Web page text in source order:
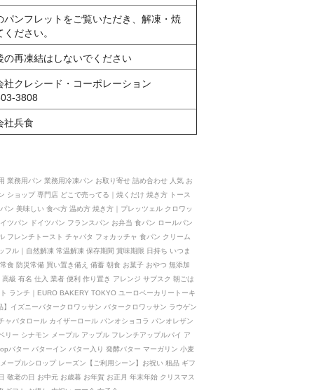
パンフレットをご覧いただき、解凍・焼
ください。
の再凍結はしないでください
社クレシード・コーポレーション
3808
社兵食
業務用パン 業務用冷凍パン お取り寄せ 詰め合わせ 人気 お
ショップ 専門店 どこで売ってる｜焼くだけ 焼き方 トース
ン 美味しい 食べ方 温め方 焼き方｜プレッツェル クロワッ
ツパン ドイツパン フランスパン お弁当 食パン ロールパン
フレンチトースト チャパタ フォカッチャ 食パン クリーム
フル｜自然解凍 常温解凍 保存期間 賞味期限 日持ち いつま
食 防災常備 買い置き備え 備蓄 朝食 お菓子 おやつ 無添加
級 有名 仕入 業者 便利 作り置き アレンジ サブスク 朝ごは
ランチ｜EURO BAKERY TOKYO ユーロベーカリートーキ
】イズニーバタークロワッサン バタークロワッサン ラウゲン
ャバタロール カイザーロール パンオショコラ パンオレザン
リー シナモン メープル アップル フレンチアップルパイ ア
バター バターイン バター入り 発酵バター マーガリン 小麦
ープルシロップ レーズン【ご利用シーン】お祝い 粗品 ギフ
敬老の日 お中元 お歳暮 お年賀 お正月 年末年始 クリスマス